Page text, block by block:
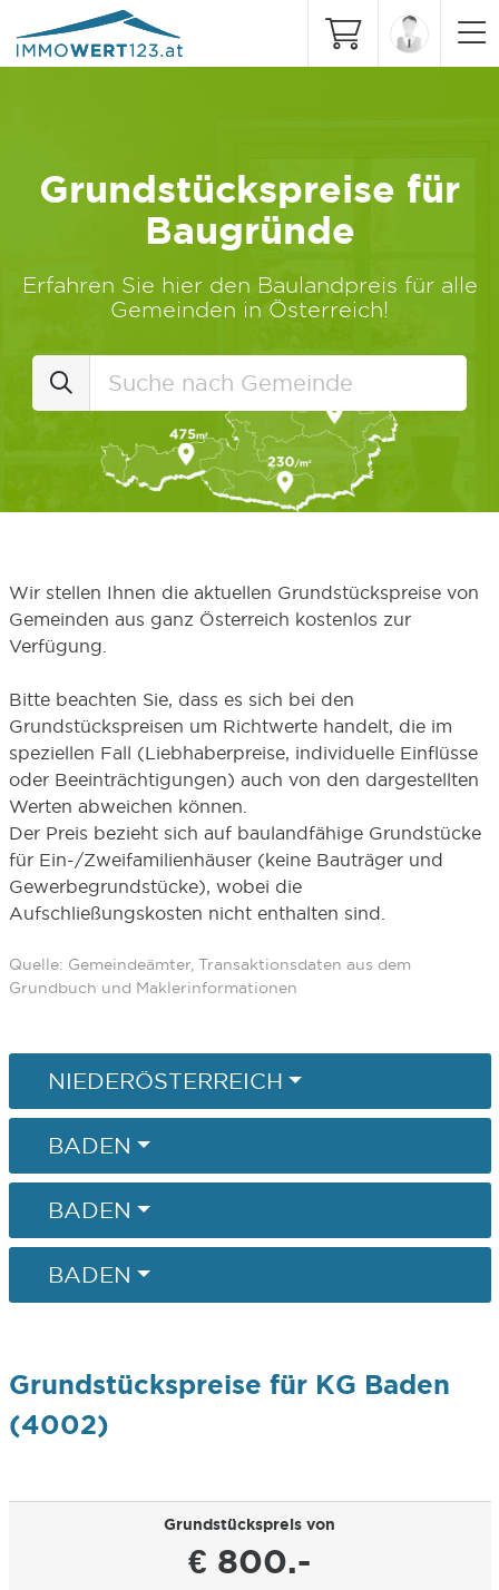
Grundstückspreise für
Baugründe
Erfahren Sie hier den Baulandpreis für alle
Gemeinden in Österreich!
Wir stellen Ihnen die aktuellen Grundstückspreise von
Gemeinden aus ganz Österreich kostenlos zur
Verfügung.
Bitte beachten Sie, dass es sich bei den
Grundstückspreisen um Richtwerte handelt, die im
speziellen Fall (Liebhaberpreise, individuelle Einflüsse
oder Beeinträchtigungen) auch von den dargestellten
Werten abweichen können.
Der Preis bezieht sich auf baulandfähige Grundstücke
für Ein-/Zweifamilienhäuser (keine Bauträger und
Gewerbegrundstücke), wobei die
Aufschließungskosten nicht enthalten sind.
Quelle: Gemeindeämter, Transaktionsdaten aus dem
Grundbuch und Maklerinformationen
NIEDERÖSTERREICH
BADEN
BADEN
BADEN
Grundstückspreise für KG Baden
(4002)
Grundstückspreis von
€ 800.-